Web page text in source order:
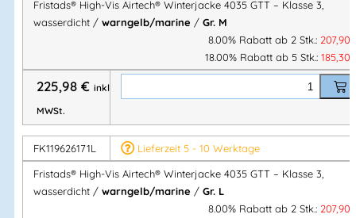
Geprüft nach 25 Wäschen
OEKO-TEX® zertifiziert
Normen & Zertifizierungen
EN ISO 20471 Warnschutz
Klasse 2: GrößeXS
Klasse 3: GrößenS – 4XL
EN 342 (Kälteschutz)
Fristads® High-Vis Airtech® Winterjacke 4035 GTT – Klasse 3,
wasserdicht / warngelb/marine / Gr. M
8.00% Rabatt ab 2 Stk.: 207,90
18.00% Rabatt ab 5 Stk.: 185,30
225,98 € inkl.
MWSt.
FK119626171L
Lieferzeit 5 - 10 Werktage
Fristads® High-Vis Airtech® Winterjacke 4035 GTT – Klasse 3,
wasserdicht / warngelb/marine / Gr. L
8.00% Rabatt ab 2 Stk.: 207,90